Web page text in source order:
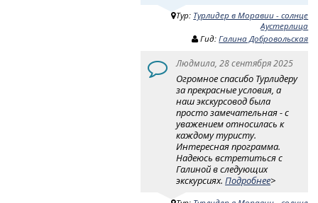
Тур: Турлидер в Моравии - солнце
Аустерлица
Гид:Галина Добровольская
Людмила, 28 сентября 2025
Огромное спасибо Турлидеру
за прекрасные условия, а
наш экскурсовод была
просто замечательная - с
уважением относилась к
каждому туристу.
Интересная программа.
Надеюсь встретиться с
Галиной в следующих
экскурсиях.Подробнее>